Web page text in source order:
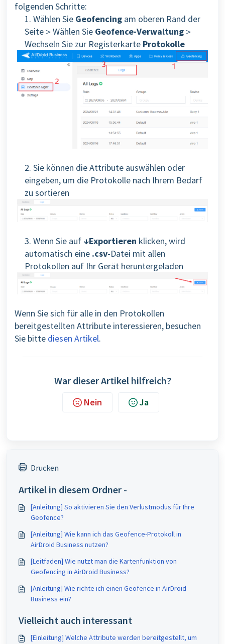
folgenden Schritte:
1. Wählen Sie Geofencing am oberen Rand der
Seite＞Wählen Sie Geofence-Verwaltung＞
Wechseln Sie zur Registerkarte Protokolle
2. Sie können die Attribute auswählen oder
eingeben, um die Protokolle nach Ihrem Bedarf
zu sortieren
3. Wenn Sie auf ↓Exportieren klicken, wird
automatisch eine .csv-Datei mit allen
Protokollen auf Ihr Gerät heruntergeladen
Wenn Sie sich für alle in den Protokollen
bereitgestellten Attribute interessieren, besuchen
Sie bitte diesen Artikel.
War dieser Artikel hilfreich?
Nein Ja
Drucken
Artikel in diesem Ordner -
[Anleitung] So aktivieren Sie den Verlustmodus für Ihre
Geofence?
[Anleitung] Wie kann ich das Geofence-Protokoll in
AirDroid Business nutzen?
[Leitfaden] Wie nutzt man die Kartenfunktion von
Geofencing in AirDroid Business?
[Anleitung] Wie richte ich einen Geofence in AirDroid
Business ein?
Vielleicht auch interessant
[Einleitung] Welche Attribute werden bereitgestellt, um